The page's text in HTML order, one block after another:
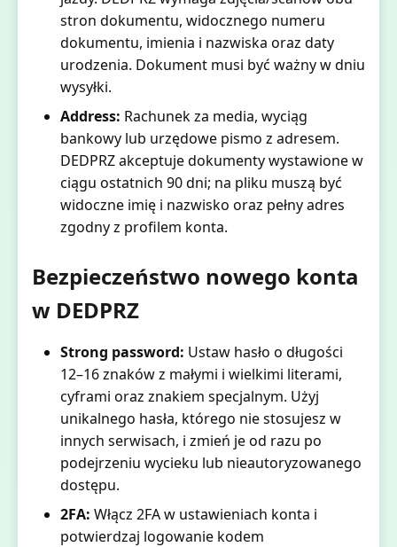
stron dokumentu, widocznego numeru
dokumentu, imienia i nazwiska oraz daty
urodzenia. Dokument musi być ważny w dniu
wysyłki.
Address: Rachunek za media, wyciąg
bankowy lub urzędowe pismo z adresem.
DEDPRZ akceptuje dokumenty wystawione w
ciągu ostatnich 90 dni; na pliku muszą być
widoczne imię i nazwisko oraz pełny adres
zgodny z profilem konta.
Bezpieczeństwo nowego konta
w DEDPRZ
Strong password: Ustaw hasło o długości
12–16 znaków z małymi i wielkimi literami,
cyframi oraz znakiem specjalnym. Użyj
unikalnego hasła, którego nie stosujesz w
innych serwisach, i zmień je od razu po
podejrzeniu wycieku lub nieautoryzowanego
dostępu.
2FA: Włącz 2FA w ustawieniach konta i
potwierdzaj logowanie kodem